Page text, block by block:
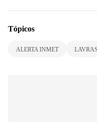
Tópicos
ALERTA INMET LAVRAS